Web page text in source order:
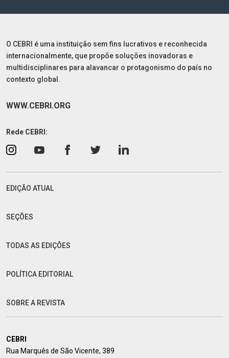
O CEBRI é uma instituição sem fins lucrativos e reconhecida
internacionalmente, que propõe soluções inovadoras e
multidisciplinares para alavancar o protagonismo do país no
contexto global.
WWW.CEBRI.ORG
Rede CEBRI:
EDIÇÃO ATUAL
SEÇÕES
TODAS AS EDIÇÕES
POLÍTICA EDITORIAL
SOBRE A REVISTA
CEBRI
Rua Marquês de São Vicente, 389